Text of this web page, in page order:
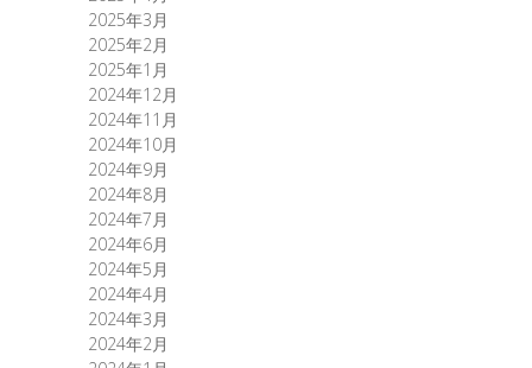
2025年3月
2025年2月
2025年1月
2024年12月
2024年11月
2024年10月
2024年9月
2024年8月
2024年7月
2024年6月
2024年5月
2024年4月
2024年3月
2024年2月